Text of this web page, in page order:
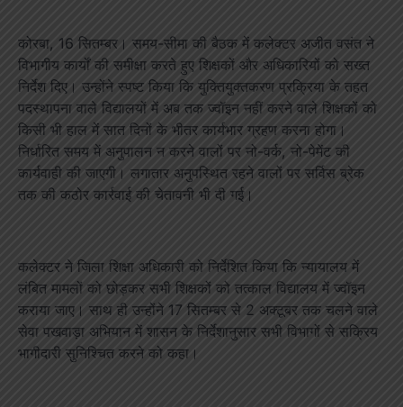
कोरबा, 16 सितम्बर। समय-सीमा की बैठक में कलेक्टर अजीत वसंत ने
विभागीय कार्यों की समीक्षा करते हुए शिक्षकों और अधिकारियों को सख्त
निर्देश दिए। उन्होंने स्पष्ट किया कि युक्तियुक्तकरण प्रक्रिया के तहत
पदस्थापना वाले विद्यालयों में अब तक ज्वॉइन नहीं करने वाले शिक्षकों को
किसी भी हाल में सात दिनों के भीतर कार्यभार ग्रहण करना होगा।
निर्धारित समय में अनुपालन न करने वालों पर नो-वर्क, नो-पेमेंट की
कार्यवाही की जाएगी। लगातार अनुपस्थित रहने वालों पर सर्विस ब्रेक
तक की कठोर कार्रवाई की चेतावनी भी दी गई।
कलेक्टर ने जिला शिक्षा अधिकारी को निर्देशित किया कि न्यायालय में
लंबित मामलों को छोड़कर सभी शिक्षकों को तत्काल विद्यालय में ज्वॉइन
कराया जाए। साथ ही उन्होंने 17 सितम्बर से 2 अक्टूबर तक चलने वाले
सेवा पखवाड़ा अभियान में शासन के निर्देशानुसार सभी विभागों से सक्रिय
भागीदारी सुनिश्चित करने को कहा।